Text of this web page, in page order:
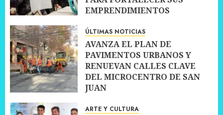
EMPRENDIMIENTOS
ÚLTIMAS NOTICIAS
AVANZA EL PLAN DE
PAVIMENTOS URBANOS Y
RENUEVAN CALLES CLAVE
DEL MICROCENTRO DE SAN
JUAN
ARTE Y CULTURA